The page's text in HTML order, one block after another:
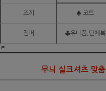
조끼 ♠ 코트
점퍼 ♣유니폼,단체복
ㅌ
무늬 실크셔츠 맞춤